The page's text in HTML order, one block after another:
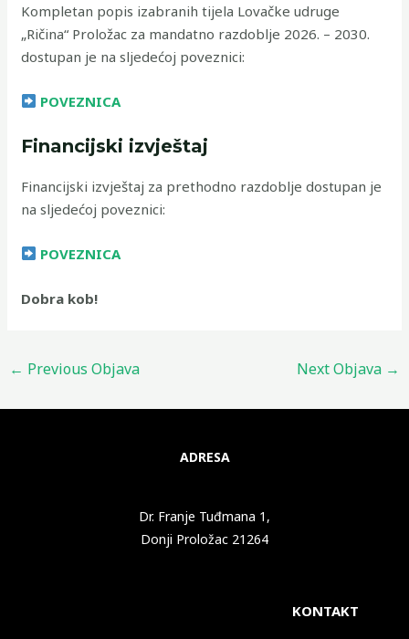
Kompletan popis izabranih tijela Lovačke udruge
„Ričina“ Proložac za mandatno razdoblje 2026. – 2030.
dostupan je na sljedećoj poveznici:
POVEZNICA
Financijski izvještaj
Financijski izvještaj za prethodno razdoblje dostupan je
na sljedećoj poveznici:
POVEZNICA
Dobra kob!
← Previous Objava Next Objava →
ADRESA
Dr. Franje Tuđmana 1,
Donji Proložac 21264
KONTAKT